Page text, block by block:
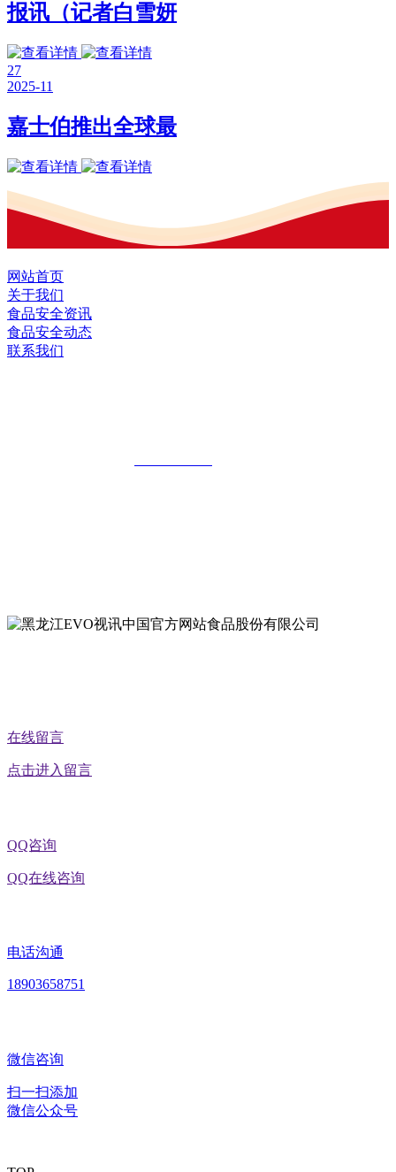
报讯（记者白雪妍
27
2025-11
嘉士伯推出全球最
网站首页
关于我们
食品安全资讯
食品安全动态
联系我们
在线留言
点击进入留言
QQ咨询
QQ在线咨询
电话沟通
18903658751
微信咨询
扫一扫添加
微信公众号